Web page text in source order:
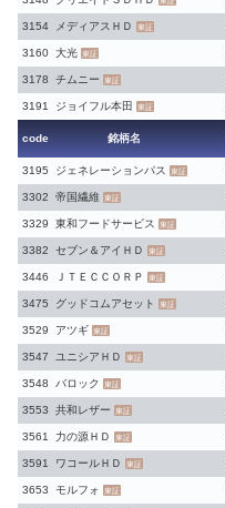
3154 メディアスＨＤ 東証
3160 大光 東証
3178 チムニー 東証
3191 ジョイフル本田 東証
code 銘柄名
3195
ジェネレーションパス 東証
3302 帝国繊維 東証
3329 東和フードサービス 東証
3382 セブン＆アイＨＤ 東証
3446 ＪＴＥＣＣＯＲＰ 東証
3475 グッドコムアセット 東証
3529 アツギ 東証
3547 ユニシアＨＤ 東証
3548 バロック 東証
3553 共和レザー 東証
3561 力の源ＨＤ 東証
3591 ワコールＨＤ 東証
3653 モルフォ 東証